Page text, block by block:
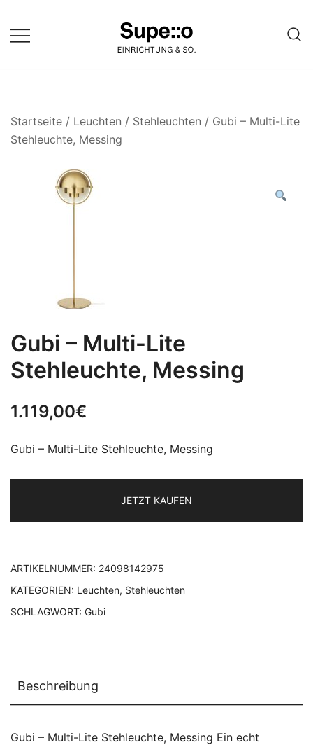
zum
Inhalt
einer Website
Startseite / Leuchten / Stehleuchten / Gubi – Multi-Lite
Stehleuchte, Messing
Gubi – Multi-Lite
Stehleuchte, Messing
1.119,00€
Gubi – Multi-Lite Stehleuchte, Messing
JETZT KAUFEN
ARTIKELNUMMER: 24098142975
KATEGORIEN: Leuchten, Stehleuchten
SCHLAGWORT: Gubi
Beschreibung
Gubi – Multi-Lite Stehleuchte, Messing Ein echt